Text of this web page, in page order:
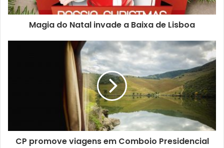
Em Marvila promoveu-se o encontro entre empregadores,
empreendedores e candidatos a emprego, numa
verdadeira oportunidade para todos.
Um pouco por todas as freguesias, festejou-se o São
Martinho com animados magustos e já se preparam os
cabazes de Natal.
Magia do Natal invade a Baixa de Lisboa
CP promove viagens em Comboio Presidencial